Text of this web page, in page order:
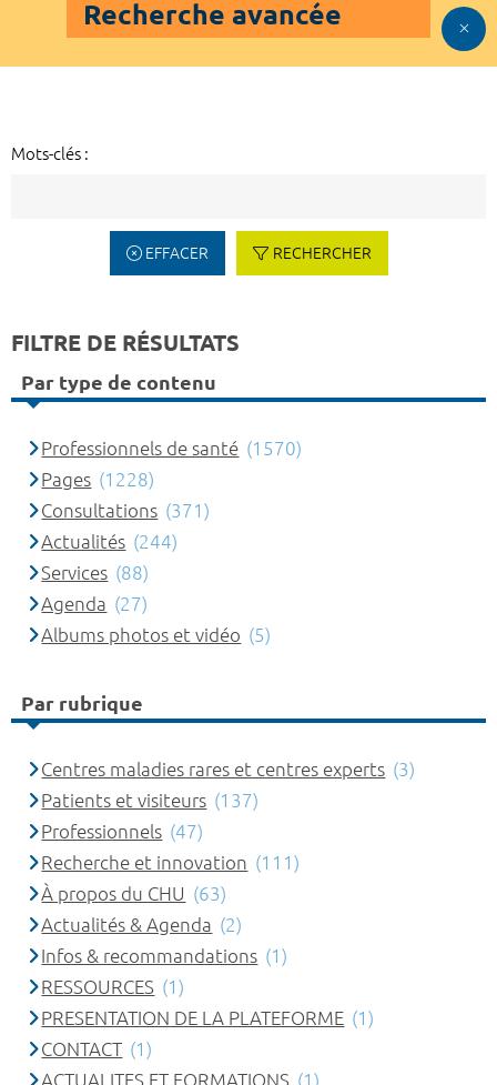
Recherche avancée
Mots-clés :
EFFACER RECHERCHER
FILTRE DE RÉSULTATS
Par type de contenu
Professionnels de santé (1570)
Pages (1228)
Consultations (371)
Actualités (244)
Services (88)
Agenda (27)
Albums photos et vidéo (5)
Par rubrique
Centres maladies rares et centres experts (3)
Patients et visiteurs (137)
Professionnels (47)
Recherche et innovation (111)
À propos du CHU (63)
Actualités & Agenda (2)
Infos & recommandations (1)
RESSOURCES (1)
PRESENTATION DE LA PLATEFORME (1)
CONTACT (1)
ACTUALITES ET FORMATIONS (1)